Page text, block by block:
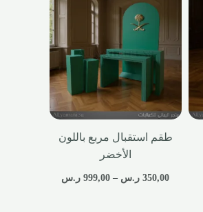
طقم استقبال مربع باللون
الأخضر
350,00 ر.س –
999,00 ر.س